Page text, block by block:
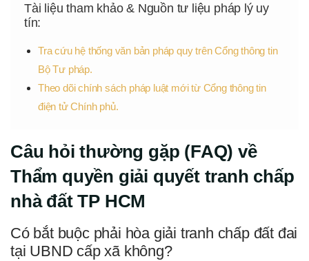
Tài liệu tham khảo & Nguồn tư liệu pháp lý uy
tín:
Tra cứu hệ thống văn bản pháp quy trên Cổng thông tin
Bộ Tư pháp.
Theo dõi chính sách pháp luật mới từ Cổng thông tin
điện tử Chính phủ.
Câu hỏi thường gặp (FAQ) về
Thẩm quyền giải quyết tranh chấp
nhà đất TP HCM
Có bắt buộc phải hòa giải tranh chấp đất đai
tại UBND cấp xã không?